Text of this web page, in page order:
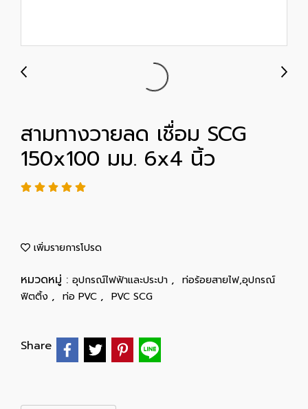
สามทางวายลด เชื่อม SCG
150x100 มม. 6x4 นิ้ว
เพิ่มรายการโปรด
หมวดหมู่ : อุปกรณ์ไฟฟ้าและประปา , ท่อร้อยสายไฟ,อุปกรณ์
ฟิตติ้ง , ท่อ PVC , PVC SCG
Share